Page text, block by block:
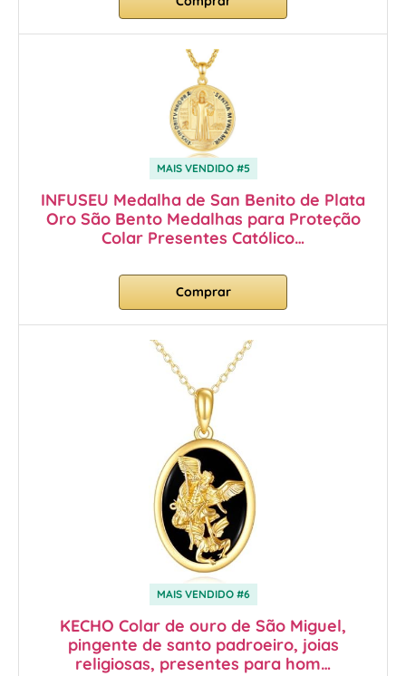
MAIS VENDIDO #5
INFUSEU Medalha de San Benito de Plata
Oro São Bento Medalhas para Proteção
Colar Presentes Católico…
Comprar
MAIS VENDIDO #6
KECHO Colar de ouro de São Miguel,
pingente de santo padroeiro, joias
religiosas, presentes para hom…